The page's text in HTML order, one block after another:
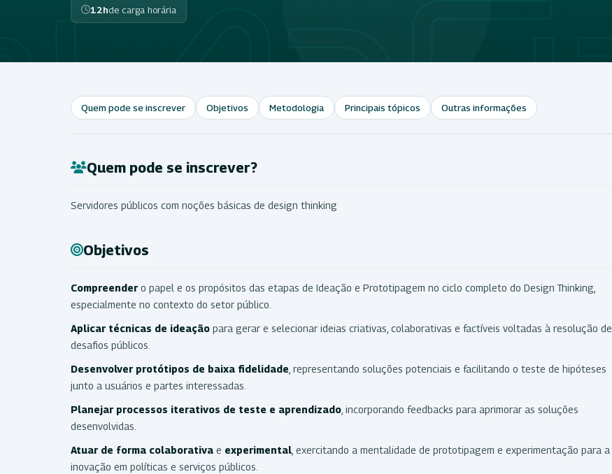
12hde carga horária
Quem pode se inscrever Objetivos Metodologia Principais tópicos Outras informações
Quem pode se inscrever?
Servidores públicos com noções básicas de design thinking
Objetivos
Compreendero papel e os propósitos das etapas de Ideação e Prototipagem no ciclo completo do Design Thinking,
especialmente no contexto do setor público.
Aplicar técnicas de ideação para gerar e selecionar ideias criativas, colaborativas e factíveis voltadas à resolução de
desafios públicos.
Desenvolver protótipos de baixa fidelidade , representando soluções potenciais e facilitando o teste de hipóteses
junto a usuários e partes interessadas.
Planejar processos iterativos de teste e aprendizado , incorporando feedbacks para aprimorar as soluções
desenvolvidas.
Atuar de forma colaborativa e experimental , exercitando a mentalidade de prototipagem e experimentação para a
inovação em políticas e serviços públicos.